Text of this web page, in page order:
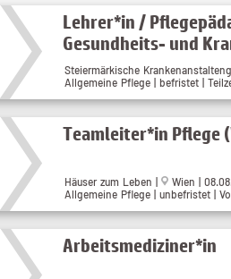
Lehrer*in /
Gesundheits- und
Steiermärkische
Allgemeine Pflege | befristet |
Teamleiter*in Pflege
Häuser zum Leben |
Wien |
Allgemeine Pflege | unbefristet |
Arbeitsmediziner*in